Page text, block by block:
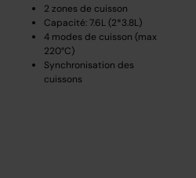
2 zones de cuisson
Capacité: 7.6L (2*3.8L)
4 modes de cuisson (max
220°C)
Synchronisation des
cuissons